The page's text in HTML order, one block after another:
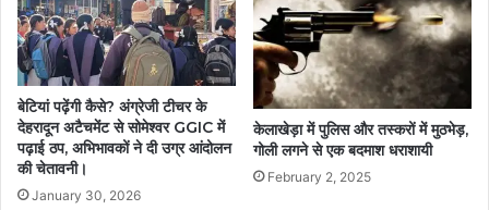
बेटियां पढ़ेंगी कैसे? अंग्रेजी टीचर के
देहरादून अटैचमेंट से सोमेश्वर GGIC में
पढ़ाई ठप, अभिभावकों ने दी उग्र आंदोलन
की चेतावनी।
January 30, 2026
केलाखेड़ा में पुलिस और तस्करों में मुठभेड़,
गोली लगने से एक बदमाश धराशायी
February 2, 2025